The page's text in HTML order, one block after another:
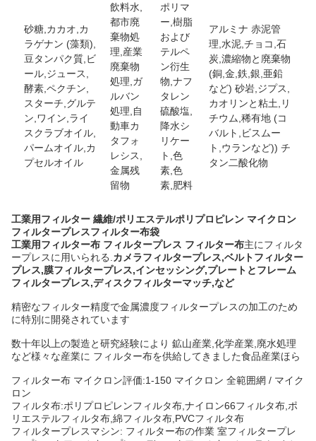
砂糖,カカオ,カ
ラゲナン (藻類),
豆タンパク質,ビ
ール,ジュース,
酵素,ペクチン,
スターチ,グルテ
ン,ワイン,ライ
スクラブオイル,
パームオイル,カ
プセルオイル
飲料水,
都市廃
棄物処
理,産業
廃棄物
処理,ガ
ルバン
処理,自
動車カ
タフォ
レシス,
金属残
留物
ポリマ
ー,樹脂
および
テルペ
ン衍生
物,ナフ
タレン
硫酸塩,
降水シ
リケー
ト,色
素,色
素,肥料
アルミナ 赤泥管
理,水泥,チョコ,石
炭,濃縮物と廃棄物
(銅,金,鉄,銀,亜鉛
など) 砂岩,ジプス,
カオリンと粘土,リ
チウム,稀有地 (コ
バルト,ビスムー
ト,ウランなど)) チ
タン二酸化物
工業用フィルター 繊維/ポリエステルポリプロピレン マイクロン
フィルタープレスフィルター布袋
工業用フィルター布 フィルタープレス フィルター布主にフィルタ
ープレスに用いられる. カメラフィルタープレス,ベルトフィルター
プレス,膜フィルタープレス,インセッシング,プレートとフレーム
フィルタープレス,ディスクフィルターマッチ,など
精密なフィルター精度で金属濃度フィルタープレスの加工のため
に特別に開発されています
数十年以上の製造と研究経験により 鉱山産業,化学産業,廃水処理
など様々な産業に フィルター布を供給してきました食品産業ほら
フィルター布 マイクロン評価:1-150 マイクロン 全範囲網 / マイク
ロン
フィルタ布:ポリプロピレンフィルタ布,ナイロン66フィルタ布,ポ
リエステルフィルタ布,綿フィルタ布,PVCフィルタ布
フィルタープレスマシン: フィルター布の作業 室フィルタープレ